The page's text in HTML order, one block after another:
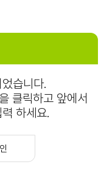
습니다.
클릭하고 앞에서
하세요.